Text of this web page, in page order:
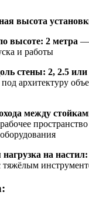
высота
высоте: 2 метра —
и работы
стены: 2, 2.5
архитектуру
между
на настил:
тяжёлым